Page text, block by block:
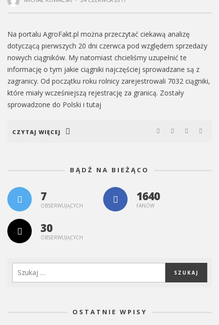
Na portalu AgroFakt.pl można przeczytać ciekawą analizę
dotyczącą pierwszych 20 dni czerwca pod względem sprzedaży
nowych ciągników. My natomiast chcieliśmy uzupełnić te
informację o tym jakie ciągniki najczęściej sprowadzane są z
zagranicy. Od początku roku rolnicy zarejestrowali 7032 ciągniki,
które miały wcześniejszą rejestrację za granicą. Zostały
sprowadzone do Polski i tutaj
CZYTAJ WIĘCEJ
BĄDŹ NA BIEŻĄCO
7
OBSERWUJĄCYCH
1640
FANÓW
30
OBSERWUJĄCYCH
OSTATNIE WPISY